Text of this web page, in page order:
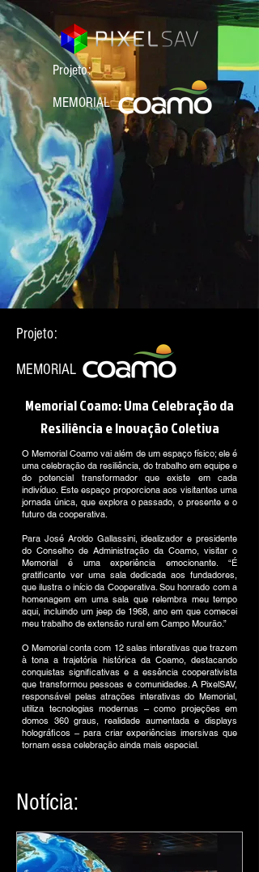
Projeto:
MEMORIAL
Projeto:
MEMORIAL
Memorial Coamo: Uma Celebração da
Resiliência e Inovação Coletiva
O Memorial Coamo vai além de um espaço físico; ele é
uma celebração da resiliência, do trabalho em equipe e
do potencial transformador que existe em cada
indivíduo. Este espaço proporciona aos visitantes uma
jornada única, que explora o passado, o presente e o
futuro da cooperativa.
Para José Aroldo Gallassini, idealizador e presidente
do Conselho de Administração da Coamo, visitar o
Memorial é uma experiência emocionante. “É
gratificante ver uma sala dedicada aos fundadores,
que ilustra o início da Cooperativa. Sou honrado com a
homenagem em uma sala que relembra meu tempo
aqui, incluindo um jeep de 1968, ano em que comecei
meu trabalho de extensão rural em Campo Mourão.”
O Memorial conta com 12 salas interativas que trazem
à tona a trajetória histórica da Coamo, destacando
conquistas significativas e a essência cooperativista
que transformou pessoas e comunidades. A PixelSAV,
responsável pelas atrações interativas do Memorial,
utiliza tecnologias modernas – como projeções em
domos 360 graus, realidade aumentada e displays
holográficos – para criar experiências imersivas que
tornam essa celebração ainda mais especial.
Notícia: